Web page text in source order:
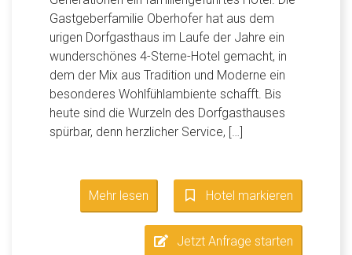
Gastgeberfamilie Oberhofer hat aus dem
urigen Dorfgasthaus im Laufe der Jahre ein
wunderschönes 4-Sterne-Hotel gemacht, in
dem der Mix aus Tradition und Moderne ein
besonderes Wohlfühlambiente schafft. Bis
heute sind die Wurzeln des Dorfgasthauses
spürbar, denn herzlicher Service, […]
Mehr lesen Hotel markieren
Jetzt Anfrage starten